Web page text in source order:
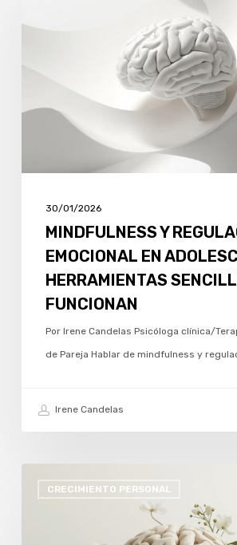
HERRAMIENTAS
SENCILLAS
FUNCIONAN
30/01/2026
MINDFULNESS Y
EMOCIONAL EN
HERRAMIENTAS
FUNCIONAN
Por Irene Candelas Psicóloga clínica/
de Pareja Hablar de mindfulness y
Irene Candelas
CRECIMIENTO PERSONAL